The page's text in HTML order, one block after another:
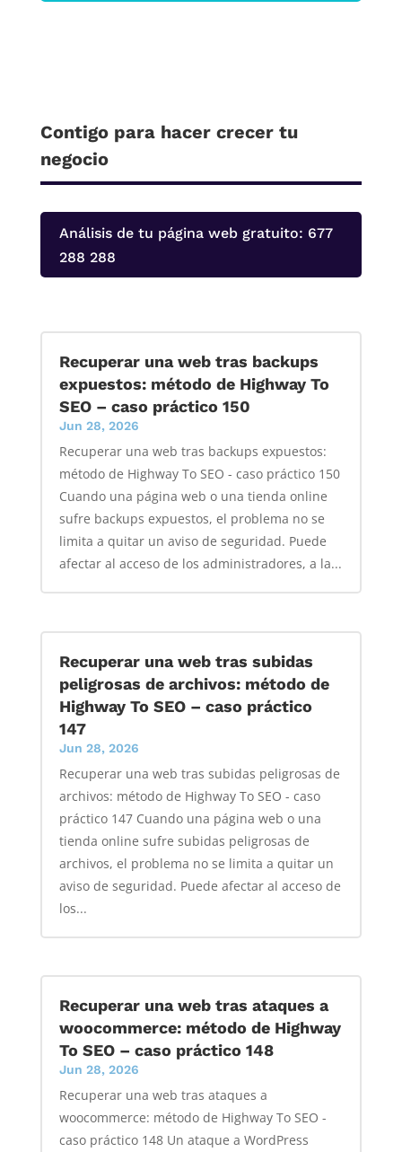
Contigo para hacer crecer tu
negocio
Análisis de tu página web gratuito: 677
288 288
Recuperar una web tras backups
expuestos: método de Highway To
SEO – caso práctico 150
Jun 28, 2026
Recuperar una web tras backups expuestos:
método de Highway To SEO - caso práctico 150
Cuando una página web o una tienda online
sufre backups expuestos, el problema no se
limita a quitar un aviso de seguridad. Puede
afectar al acceso de los administradores, a la...
Recuperar una web tras subidas
peligrosas de archivos: método de
Highway To SEO – caso práctico
147
Jun 28, 2026
Recuperar una web tras subidas peligrosas de
archivos: método de Highway To SEO - caso
práctico 147 Cuando una página web o una
tienda online sufre subidas peligrosas de
archivos, el problema no se limita a quitar un
aviso de seguridad. Puede afectar al acceso de
los...
Recuperar una web tras ataques a
woocommerce: método de Highway
To SEO – caso práctico 148
Jun 28, 2026
Recuperar una web tras ataques a
woocommerce: método de Highway To SEO -
caso práctico 148 Un ataque a WordPress